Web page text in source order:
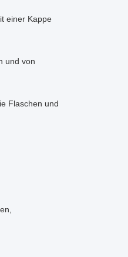
einer Kappe
und von
Flaschen und